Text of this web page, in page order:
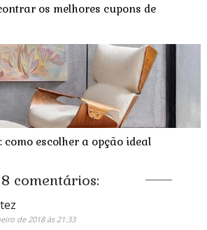
os melhores cupons de
escolher a opção ideal
8 comentários:
de 2018 às 21:33